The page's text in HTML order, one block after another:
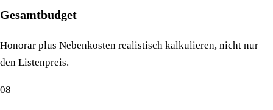
Gesamtbudget
Honorar plus Nebenkosten realistisch kalkulieren, nicht nur
den Listenpreis.
08